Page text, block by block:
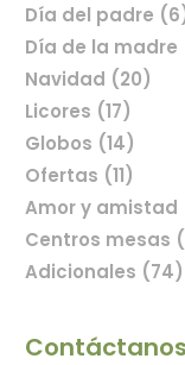
Comprar
Día del padre
Día de la madre
Navidad (20)
Licores (17)
Globos (14)
Ofertas (11)
Amor y amistad
Centros mesas
Adicionales (74)
Contáctanos